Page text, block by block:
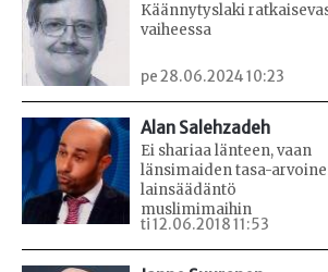
Käännytyslaki
vaiheessa
pe 28.06.2024 10:23
Alan Salehzadeh
Ei shariaa länteen, vaan
länsimaiden tasa-
lainsäädäntö
muslimimaihin
ti 12.06.2018 11:53